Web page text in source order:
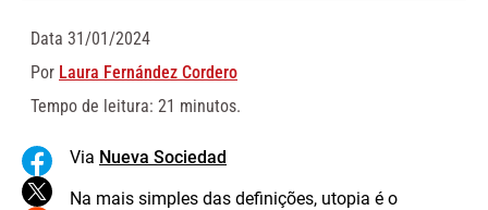
Data 31/01/2024
Por Laura ​Fernández Cordero
Tempo de leitura: 21 minutos.
Via Nueva Sociedad
Na mais simples das definições, utopia é o